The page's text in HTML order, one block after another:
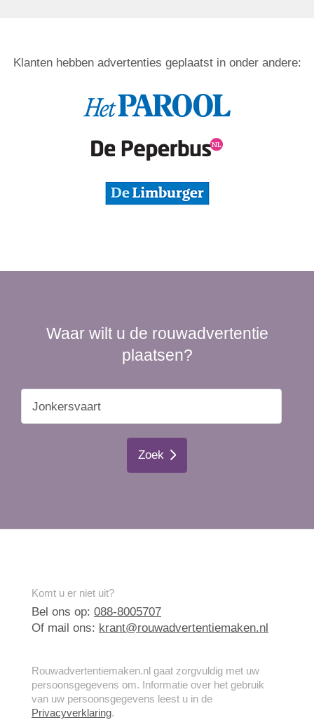
Klanten hebben advertenties geplaatst in onder andere:
Waar wilt u de rouwadvertentie
plaatsen?
Zoek
Komt u er niet uit?
Bel ons op: 088-8005707
Of mail ons: krant@rouwadvertentiemaken.nl
Rouwadvertentiemaken.nl gaat zorgvuldig met uw
persoonsgegevens om. Informatie over het gebruik
van uw persoonsgegevens leest u in de
Privacyverklaring.